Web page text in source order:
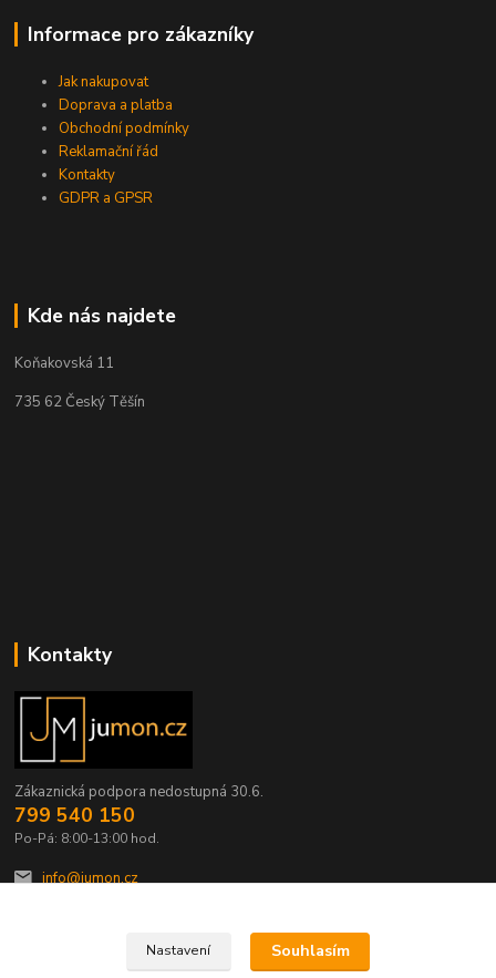
Informace pro zákazníky
Jak nakupovat
Doprava a platba
Obchodní podmínky
Reklamační řád
Kontakty
GDPR a GPSR
Kde nás najdete
Koňakovská 11
735 62 Český Těšín
Kontakty
Zákaznická podpora nedostupná 30.6.
799 540 150
Po-Pá: 8:00-13:00 hod.
info@jumon.cz
Nastavení Souhlasím